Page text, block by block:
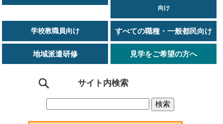
向け
学校教職員向け すべての職種・一般都民向け
地域派遣研修 見学をご希望の方へ
サイト内検索